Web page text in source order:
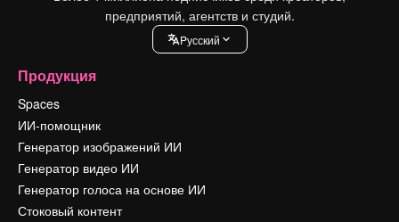
предприятий, агентств и студий.
Pусский
Продукция
Spaces
ИИ-помощник
Генератор изображений ИИ
Генератор видео ИИ
Генератор голоса на основе ИИ
Стоковый контент